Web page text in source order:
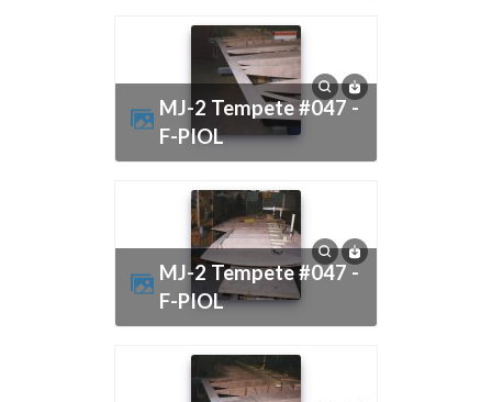
MJ-2 Tempete #047 -
F-PIOL
MJ-2 Tempete #047 -
F-PIOL